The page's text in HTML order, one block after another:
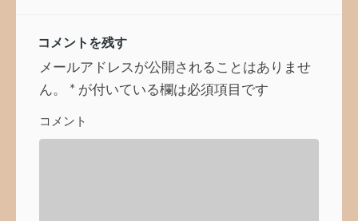
ョ
ン
コメントを残す
メールアドレスが公開されることはありませ
ん。
* が付いている欄は必須項目です
コメント